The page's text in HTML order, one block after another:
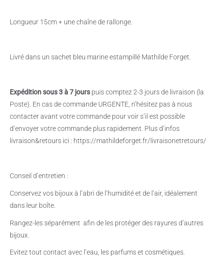
Longueur 15cm + une chaîne de rallonge.
Livré dans un sachet bleu marine estampillé Mathilde Forget.
Expédition sous 3 à 7 jours puis comptez 2-3 jours de livraison (la
Poste). En cas de commande URGENTE, n’hésitez pas à nous
contacter avant votre commande pour voir s’il est possible
d’envoyer votre commande plus rapidement. Plus d’infos
livraison&retours ici : https://mathildeforget.fr/livraisonetretours/
Conseil d’entretien :
Conservez vos bijoux à l’abri de l’humidité et de l’air, idéalement
dans leur boîte.
Rangez-les séparément afin de les protéger des rayures d’autres
bijoux.
Evitez tout contact avec l’eau, les parfums et cosmétiques.